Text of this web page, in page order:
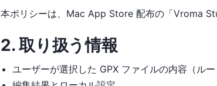
本ポリシーは、Mac App Store 配布の「Vroma
2. 取り扱う情報
ユーザーが選択した GPX ファイルの内容（ルー